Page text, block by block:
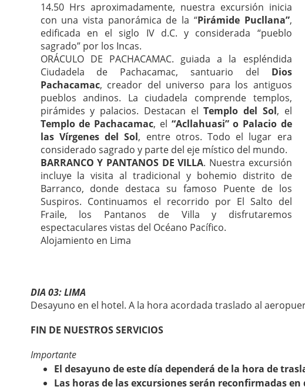
14.50 Hrs aproximadamente, nuestra excursión inicia
con una vista panorámica de la “Pirámide Pucllana”,
edificada en el siglo IV d.C. y considerada “pueblo
sagrado” por los Incas.
ORÁCULO DE PACHACAMAC. guiada a la espléndida
Ciudadela de Pachacamac, santuario del Dios
Pachacamac, creador del universo para los antiguos
pueblos andinos. La ciudadela comprende templos,
pirámides y palacios. Destacan elTemplo del Sol, el
Templo de Pachacamac, el “Acllahuasi” o Palacio de
las Vírgenes del Sol, entre otros. Todo el lugar era
considerado sagrado y parte del eje místico del mundo.
BARRANCO Y PANTANOS DE VILLA. Nuestra excursión
incluye la visita al tradicional y bohemio distrito de
Barranco, donde destaca su famoso Puente de los
Suspiros. Continuamos el recorrido por El Salto del
Fraile, los Pantanos de Villa y disfrutaremos
espectaculares vistas del Océano Pacífico.
Alojamiento en Lima
DIA 03: LIMA
Desayuno en el hotel. A la hora acordada traslado al
FIN DE NUESTROS SERVICIOS
Importante
El desayuno de este día dependerá de la hora de
Las horas de las excursiones serán reconfirmadas en